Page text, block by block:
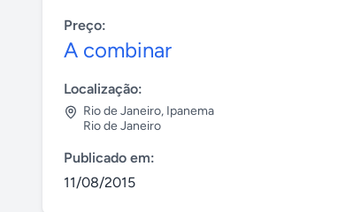
Preço:
A combinar
Localização:
Rio de Janeiro, Ipanema
Rio de Janeiro
Publicado em:
11/08/2015